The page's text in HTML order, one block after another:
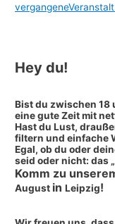
Hey du!
Bist du zwischen 18
eine gute Zeit mit
Hast du Lust,
filtern und einfache
Egal, ob du oder
seid oder nicht: das
Komm zu
August inLeipzig!